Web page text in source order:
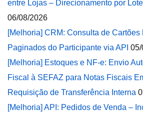
entre Lojas – Direcionamento por
06/08/2026
[Melhoria] CRM: Consulta de Cartões
Paginados do Participante via API
[Melhoria] Estoques e NF-e: Envio
Fiscal à SEFAZ para Notas Fiscais
Requisição de Transferência Interna
[Melhoria] API: Pedidos de Venda –